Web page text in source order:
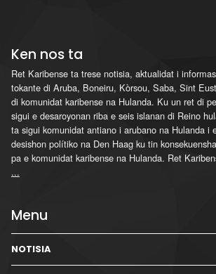
Ken nos ta
Ret Karibense ta trese notisia, aktualidat i
tokante di Aruba, Boneiru, Kòrsou, Saba, Sint
di komunidat karibense na Hulanda. Ku un ret di
sigui e desaroyonan riba e seis islanan di Reino
ta sigui komunidat antiano i arubano na Hulanda i
desishon polítiko na Den Haag ku tin
pa e komunidat karibense na Hulanda. Ret
...
Menu
NOTISIA